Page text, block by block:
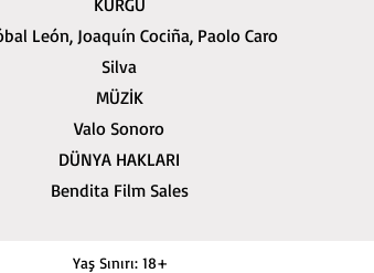
KURGU
León, Joaquín Cociña, Paolo Caro
Silva
MÜZİK
Valo Sonoro
DÜNYA HAKLARI
Bendita Film Sales
Yaş Sınırı: 18+